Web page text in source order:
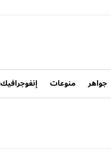
جواهر منوعات إنفوجرافيك